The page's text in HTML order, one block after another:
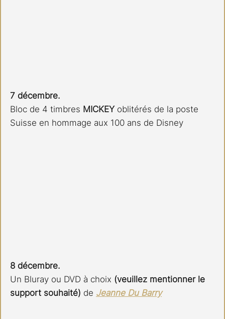
7 décembre.
Bloc de 4 timbres MICKEY oblitérés de la poste
Suisse en hommage aux 100 ans de Disney
8 décembre.
Un Bluray ou DVD à choix (veuillez mentionner le
support souhaité) de Jeanne Du Barry